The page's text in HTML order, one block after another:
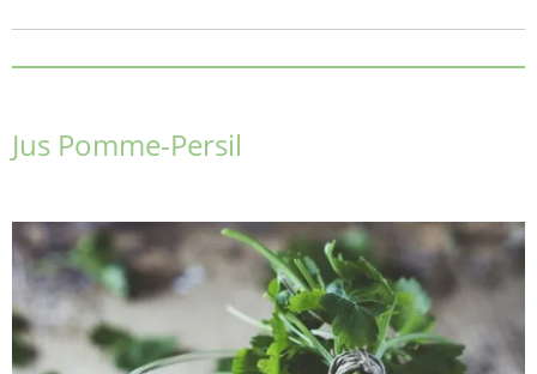
Jus Pomme-Persil